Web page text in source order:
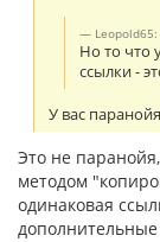
Leopold65:
Но то что
ссылки -
У вас
Это не
методом
одинаковая